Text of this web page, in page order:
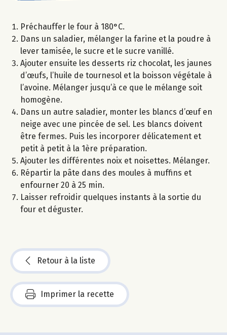
Préchauffer le four à 180°C.
Dans un saladier, mélanger la farine et la poudre à
lever tamisée, le sucre et le sucre vanillé.
Ajouter ensuite les desserts riz chocolat, les jaunes
d’œufs, l’huile de tournesol et la boisson végétale à
l’avoine. Mélanger jusqu’à ce que le mélange soit
homogène.
Dans un autre saladier, monter les blancs d’œuf en
neige avec une pincée de sel. Les blancs doivent
être fermes. Puis les incorporer délicatement et
petit à petit à la 1ère préparation.
Ajouter les différentes noix et noisettes. Mélanger.
Répartir la pâte dans des moules à muffins et
enfourner 20 à 25 min.
Laisser refroidir quelques instants à la sortie du
four et déguster.
Retour à la liste
Imprimer la recette